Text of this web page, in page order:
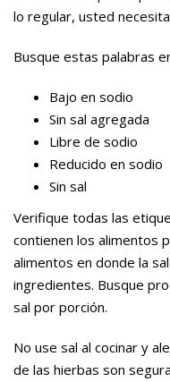
lo regular, usted
Busque estas palabras
Bajo en sodio
Sin sal agregada
Libre de sodio
Reducido en sodio
Sin sal
Verifique todas las
contienen los alimentos
alimentos en donde la
ingredientes. Busque
sal por porción.
No use sal al cocinar y
de las hierbas son